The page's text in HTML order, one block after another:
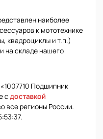
наиболее
к мототехнике
квадроциклы и т.п.)
на складе нашего
Подшипник
с доставкой
все регионы России.